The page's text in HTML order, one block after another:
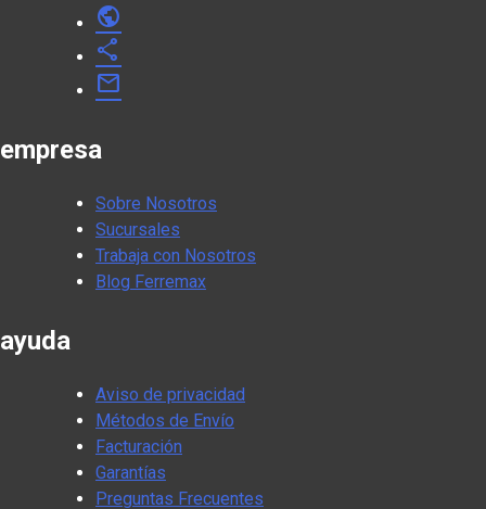
public
share
mail
empresa
Sobre Nosotros
Sucursales
Trabaja con Nosotros
Blog Ferremax
ayuda
Aviso de privacidad
Métodos de Envío
Facturación
Garantías
Preguntas Frecuentes